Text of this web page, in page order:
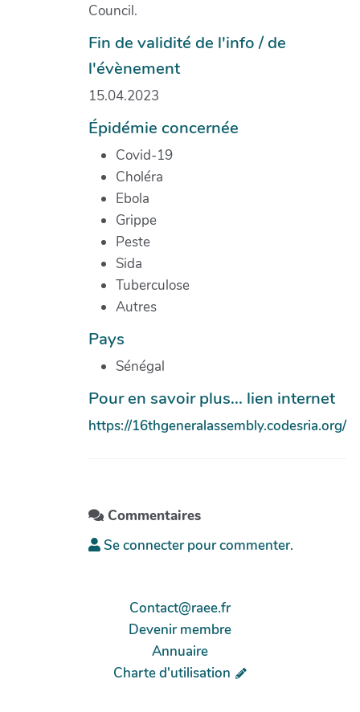
Council.
Fin de validité de l'info / de
l'évènement
15.04.2023
Épidémie concernée
Covid-19
Choléra
Ebola
Grippe
Peste
Sida
Tuberculose
Autres
Pays
Sénégal
Pour en savoir plus... lien internet
https://16thgeneralassembly.codesria.org/
Commentaires
Se connecter pour commenter.
Contact@raee.fr
Devenir membre
Annuaire
Charte d'utilisation